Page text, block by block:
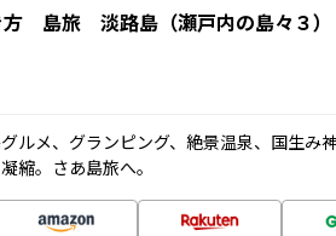
島旅 淡路島（瀬戸内の島々３
ルメ、グランピング、絶景温泉、国生み
縮。さあ島旅へ。